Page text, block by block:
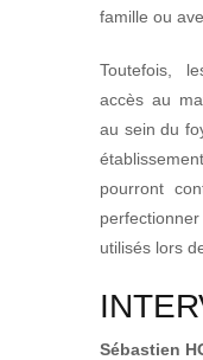
famille ou
Toutefois,
accès au
au sein du
pourront
utilisés lors
Sébastien